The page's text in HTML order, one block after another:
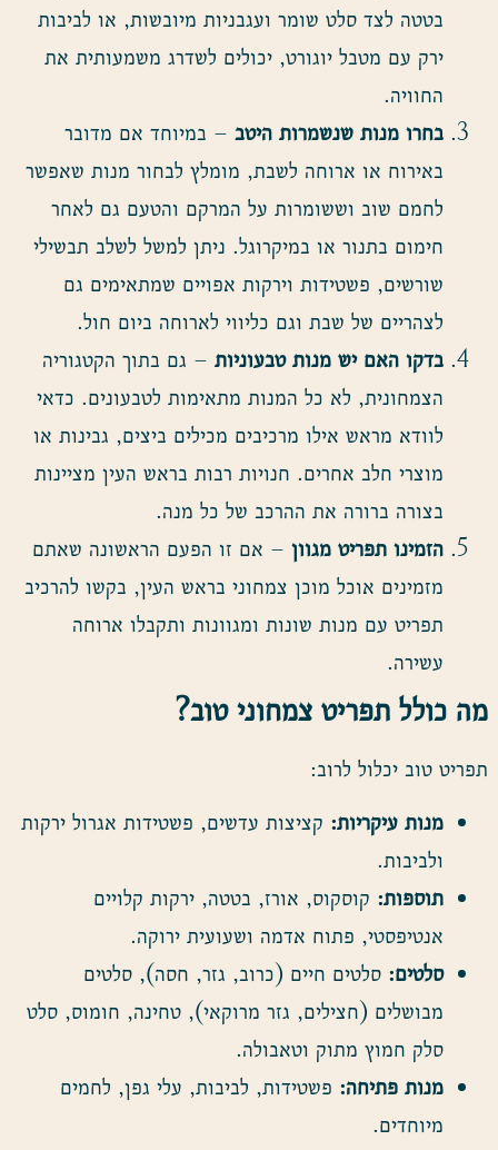
בטטה לצד סלט שומר ועגבניות מיובשות, או לביבות
ירק עם מטבל יוגורט, יכולים לשדרג משמעותית את
החוויה.
בחרו מנות שנשמרות היטב– במיוחד אם מדובר
באירוח או ארוחה לשבת, מומלץ לבחור מנות שאפשר
לחמם שוב וששומרות על המרקם והטעם גם לאחר
חימום בתנור או במיקרוגל. ניתן למשל לשלב תבשילי
שורשים, פשטידות וירקות אפויים שמתאימים גם
לצהריים של שבת וגם כליווי לארוחה ביום חול.
בדקו האם יש מנות טבעוניות– גם בתוך הקטגוריה
הצמחונית, לא כל המנות מתאימות לטבעונים. כדאי
לוודא מראש אילו מרכיבים מכילים ביצים, גבינות או
מוצרי חלב אחרים. חנויות רבות בראש העין מציינות
בצורה ברורה את ההרכב של כל מנה.
הזמינו תפריט מגוון– אם זו הפעם הראשונה שאתם
מזמינים אוכל מוכן צמחוני בראש העין, בקשו להרכיב
תפריט עם מנות שונות ומגוונות ותקבלו ארוחה
עשירה.
מה כולל תפריט צמחוני טוב?
תפריט טוב יכלול לרוב:
מנות עיקריות:קציצות עדשים, פשטידות אגרול ירקות
ולביבות.
תוספות:קוסקוס, אורז, בטטה, ירקות קלויים
אנטיפסטי, פתוח אדמה ושעועית ירוקה.
סלטים:סלטים חיים (כרוב, גזר, חסה), סלטים
מבושלים (חצילים, גזר מרוקאי), טחינה, חומוס, סלט
סלק חמוץ מתוק וטאבולה.
מנות פתיחה:פשטידות, לביבות, עלי גפן, לחמים
מיוחדים.